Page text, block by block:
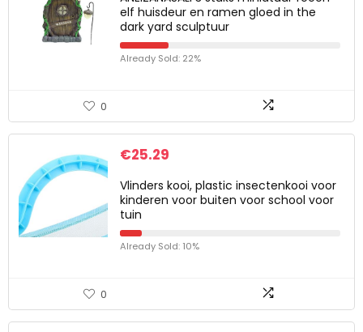
elf huisdeur en ramen gloed in the
dark yard sculptuur
Already Sold: 22%
0
€25.29
Vlinders kooi, plastic insectenkooi voor
kinderen voor buiten voor school voor
tuin
Already Sold: 10%
0